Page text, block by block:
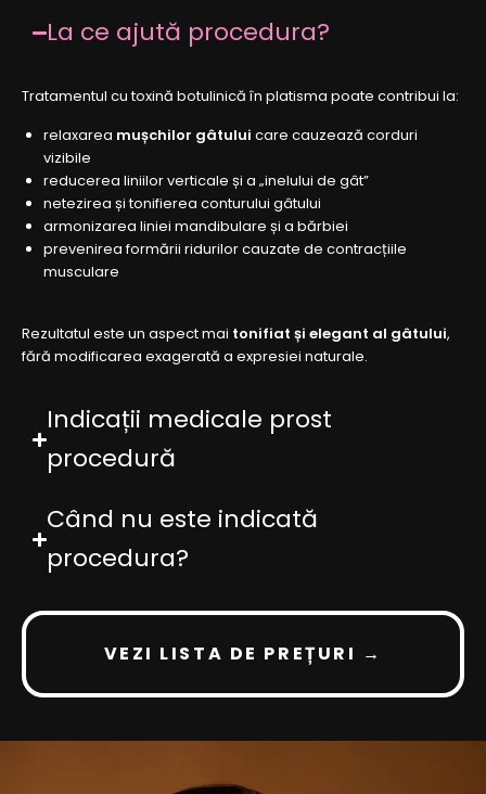
La ce ajută procedura?
Tratamentul cu toxină botulinică în platisma poate contribui la:
relaxarea mușchilor gâtului care cauzează corduri
vizibile
reducerea liniilor verticale și a „inelului de gât”
netezirea și tonifierea conturului gâtului
armonizarea liniei mandibulare și a bărbiei
prevenirea formării ridurilor cauzate de contracțiile
musculare
Rezultatul este un aspect mai tonifiat și elegant al gâtului,
fără modificarea exagerată a expresiei naturale.
Indicații medicale prost
procedură
Când nu este indicată
procedura?
VEZI LISTA DE PREȚURI →